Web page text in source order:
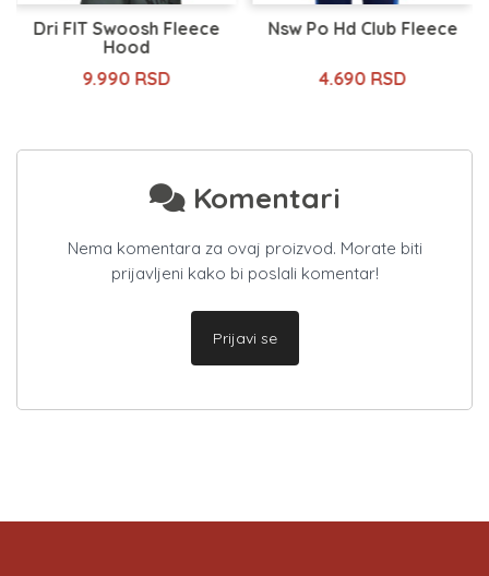
Dri FIT Swoosh Fleece
Hood
9.990 RSD
Nsw Po Hd Club Fleece
4.690 RSD
Komentari
Nema komentara za ovaj proizvod. Morate biti
prijavljeni kako bi poslali komentar!
Prijavi se